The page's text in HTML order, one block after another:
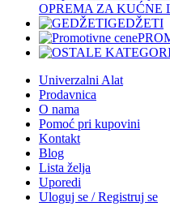
OPREMA ZA KUĆNE
GEDŽETI
Univerzalni Alat
Prodavnica
O nama
Pomoć pri kupovini
Kontakt
Blog
Lista želja
Uporedi
Uloguj se / Registruj se